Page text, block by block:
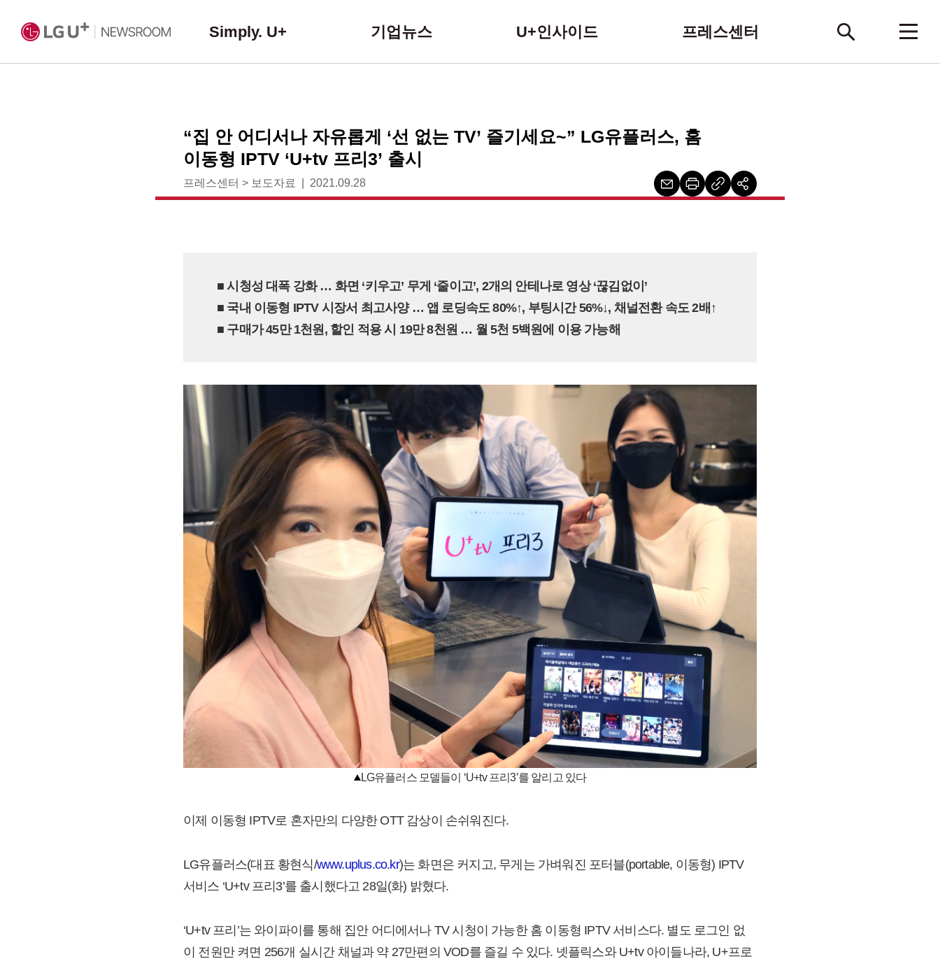
Simply. U+ 기업뉴스 U+인사이드 프레스센터
“집 안 어디서나 자유롭게 ‘선 없는 TV’ 즐기세요~” LG유플러스, 홈
이동형 IPTV ‘U+tv 프리3’ 출시
프레스센터 > 보도자료 2021.09.28
■ 시청성 대폭 강화 … 화면 ‘키우고’ 무게 ‘줄이고’, 2개의 안테나로 영상 ‘끊김없이’
■ 국내 이동형 IPTV 시장서 최고사양 … 앱 로딩속도 80%↑, 부팅시간 56%↓, 채널전환 속도 2배↑
■ 구매가 45만 1천원, 할인 적용 시 19만 8천원 … 월 5천 5백원에 이용 가능해
LG유플러스 모델들이 ‘U+tv 프리3’를 알리고 있다
이제 이동형 IPTV로 혼자만의 다양한 OTT 감상이 손쉬워진다.
LG유플러스(대표 황현식/www.uplus.co.kr)는 화면은 커지고, 무게는 가벼워진 포터블(portable, 이동형) IPTV
서비스 ‘U+tv 프리3’를 출시했다고 28일(화) 밝혔다.
‘U+tv 프리’는 와이파이를 통해 집안 어디에서나 TV 시청이 가능한 홈 이동형 IPTV 서비스다. 별도 로그인 없
이 전원만 켜면 256개 실시간 채널과 약 27만편의 VOD를 즐길 수 있다. 넷플릭스와 U+tv 아이들나라, U+프로